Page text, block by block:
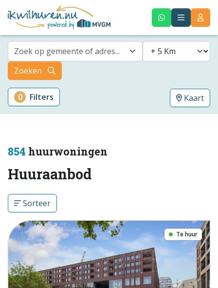
Zoek op gemeente of adres...
Zoeken
0 Filters Kaart
854 huurwoningen
Huuraanbod
Sorteer
Te huur